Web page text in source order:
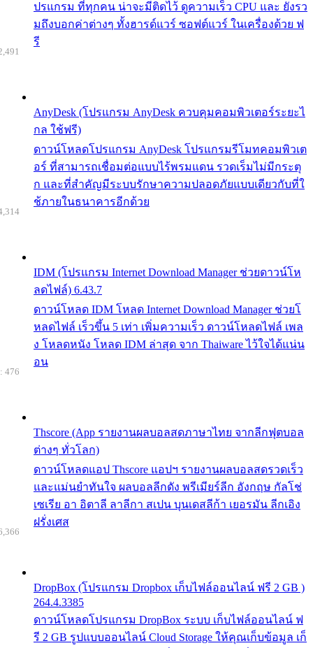
ปรแกรม ที่ทุกคน น่าจะมีติดไว้ ดูความเร็ว CPU และ ยังรว
มถึงบอกค่าต่างๆ ทั้งฮารด์แวร์ ซอฟต์แวร์ ในเครื่องด้วย ฟ
รี
AnyDesk (โปรแกรม AnyDesk ควบคุมคอมพิวเตอร์ระยะไ
กล ใช้ฟรี)
ดาวน์โหลดโปรแกรม AnyDesk โปรแกรมรีโมทคอมพิวเต
อร์ ที่สามารถเชื่อมต่อแบบไร้พรมแดน รวดเร็มไม่มีกระตุ
ก และที่สำคัญมีระบบรักษาความปลอดภัยแบบเดียวกับที่ใ
ช้ภายในธนาคารอีกด้วย
IDM (โปรแกรม Internet Download Manager ช่วยดาวน์โห
ลดไฟล์) 6.43.7
ดาวน์โหลด IDM โหลด Internet Download Manager ช่วยโ
หลดไฟล์ เร็วขึ้น 5 เท่า เพิ่มความเร็ว ดาวน์โหลดไฟล์ เพล
ง โหลดหนัง โหลด IDM ล่าสุด จาก Thaiware ไว้ใจได้แน่น
อน
Thscore (App รายงานผลบอลสดภาษาไทย จากลีกฟุตบอล
ต่างๆ ทั่วโลก)
ดาวน์โหลดแอป Thscore แอปฯ รายงานผลบอลสดรวดเร็ว
และแม่นยำทันใจ ผลบอลลีกดัง พรีเมียร์ลีก อังกฤษ กัลโช่
เซเรีย อา อิตาลี ลาลีกา สเปน บุนเดสลีก้า เยอรมัน ลีกเอิง
ฝรั่งเศส
476
DropBox (โปรแกรม Dropbox เก็บไฟล์ออนไลน์ ฟรี 2 GB )
264.4.3385
ดาวน์โหลดโปรแกรม DropBox ระบบ เก็บไฟล์ออนไลน์ ฟ
รี 2 GB รูปแบบออนไลน์ Cloud Storage ให้คุณเก็บข้อมูล เก็